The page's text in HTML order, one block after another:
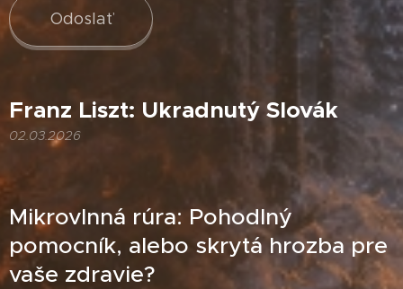
Odoslať
Franz Liszt: Ukradnutý Slovák
02.03.2026
Mikrovlnná rúra: Pohodlný
pomocník, alebo skrytá hrozba pre
vaše zdravie?